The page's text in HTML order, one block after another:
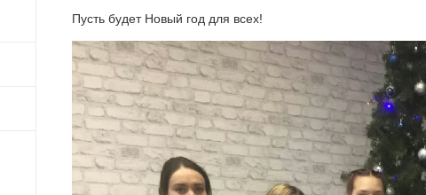
Пусть будет Новый год для всех!